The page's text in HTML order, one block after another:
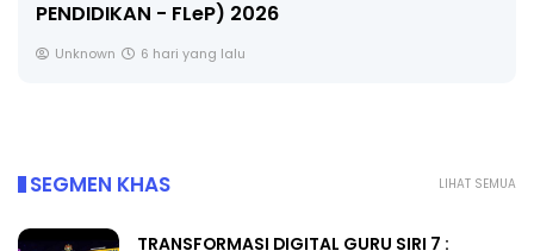
🔴 [LIVE] MATEMATIK SR, WANG TAHUN 6 OLEH
CIKGU ANITA #ALLINONE #141 #...
LIHAT SEMUA
SEGMEN KHAS
TRANSFORMASI DIGITAL GURU SIRI 7 :